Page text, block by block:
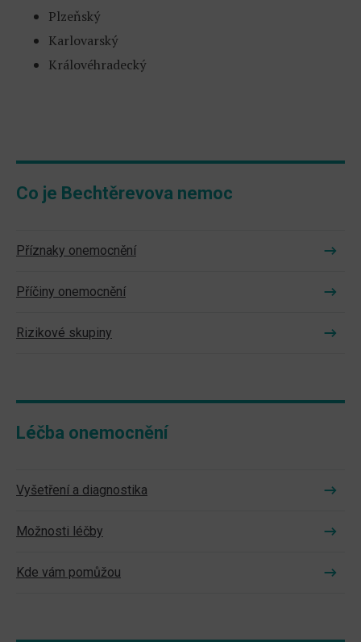
Plzeňský
Karlovarský
Královéhradecký
Co je Bechtěrevova nemoc
Příznaky onemocnění
Příčiny onemocnění
Rizikové skupiny
Léčba onemocnění
Vyšetření a diagnostika
Možnosti léčby
Kde vám pomůžou